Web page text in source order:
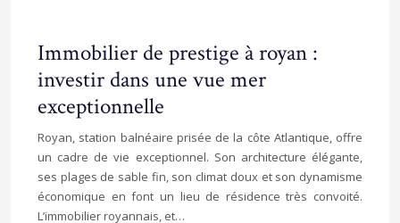
Immobilier de prestige à royan :
investir dans une vue mer
exceptionnelle
Royan, station balnéaire prisée de la côte Atlantique, offre
un cadre de vie exceptionnel. Son architecture élégante,
ses plages de sable fin, son climat doux et son dynamisme
économique en font un lieu de résidence très convoité.
L’immobilier royannais, et…